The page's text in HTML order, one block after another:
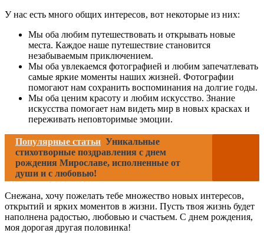
У нас есть много общих интересов, вот некоторые из них:
Мы оба любим путешествовать и открывать новые
места. Каждое наше путешествие становится
незабываемым приключением.
Мы оба увлекаемся фотографией и любим запечатлевать
самые яркие моменты наших жизней. Фотографии
помогают нам сохранить воспоминания на долгие годы.
Мы оба ценим красоту и любим искусство. Знание
искусства помогает нам видеть мир в новых красках и
переживать неповторимые эмоции.
Популярные статьи Уникальные
стихотворные поздравления с днем
рождения Мирославе, исполненные от
души и с любовью!
Снежана, хочу пожелать тебе множество новых интересов,
открытий и ярких моментов в жизни. Пусть твоя жизнь будет
наполнена радостью, любовью и счастьем. С днем рождения,
моя дорогая другая половинка!